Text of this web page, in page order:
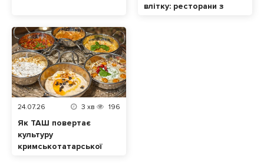
влітку: ресторани з
24.07.26 3 хв 196
Як ТАШ повертає
культуру
кримськотатарської